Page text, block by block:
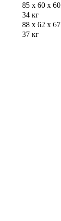
85 х 60 х 60
34 кг
88 х 62 х 67
37 кг